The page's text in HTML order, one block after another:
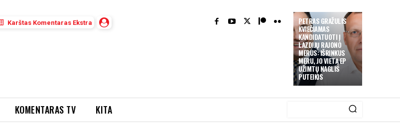
PETRAS GRAŽULIS
KVIEČIAMAS
KANDIDATUOTI Į
LAZDIJŲ RAJONO
MERUS: IŠRINKUS
MERU, JO VIETĄ EP
UŽIMTŲ NAGLIS
PUTEIKIS
Karštas Komentaras Ekstra
KOMENTARAS TV KITA